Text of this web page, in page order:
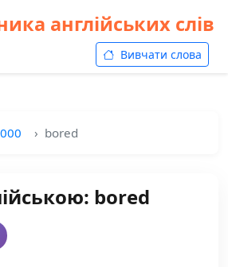
англійських слів
Вивчати слова
bored
bored